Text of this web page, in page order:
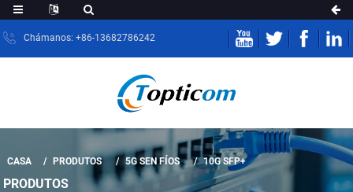
Chámanos: +86-13682786242
CASA PRODUTOS 5G SEN FÍOS 10G SFP+
PRODUTOS